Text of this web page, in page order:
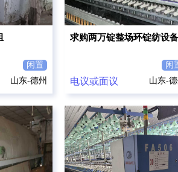
闲置
山东-德州
求购两万锭整场环锭纺设备
闲
电议或面议 山东-